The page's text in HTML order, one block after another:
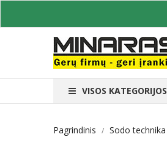
VISOS KATEGORIJOS
Pagrindinis Sodo technika